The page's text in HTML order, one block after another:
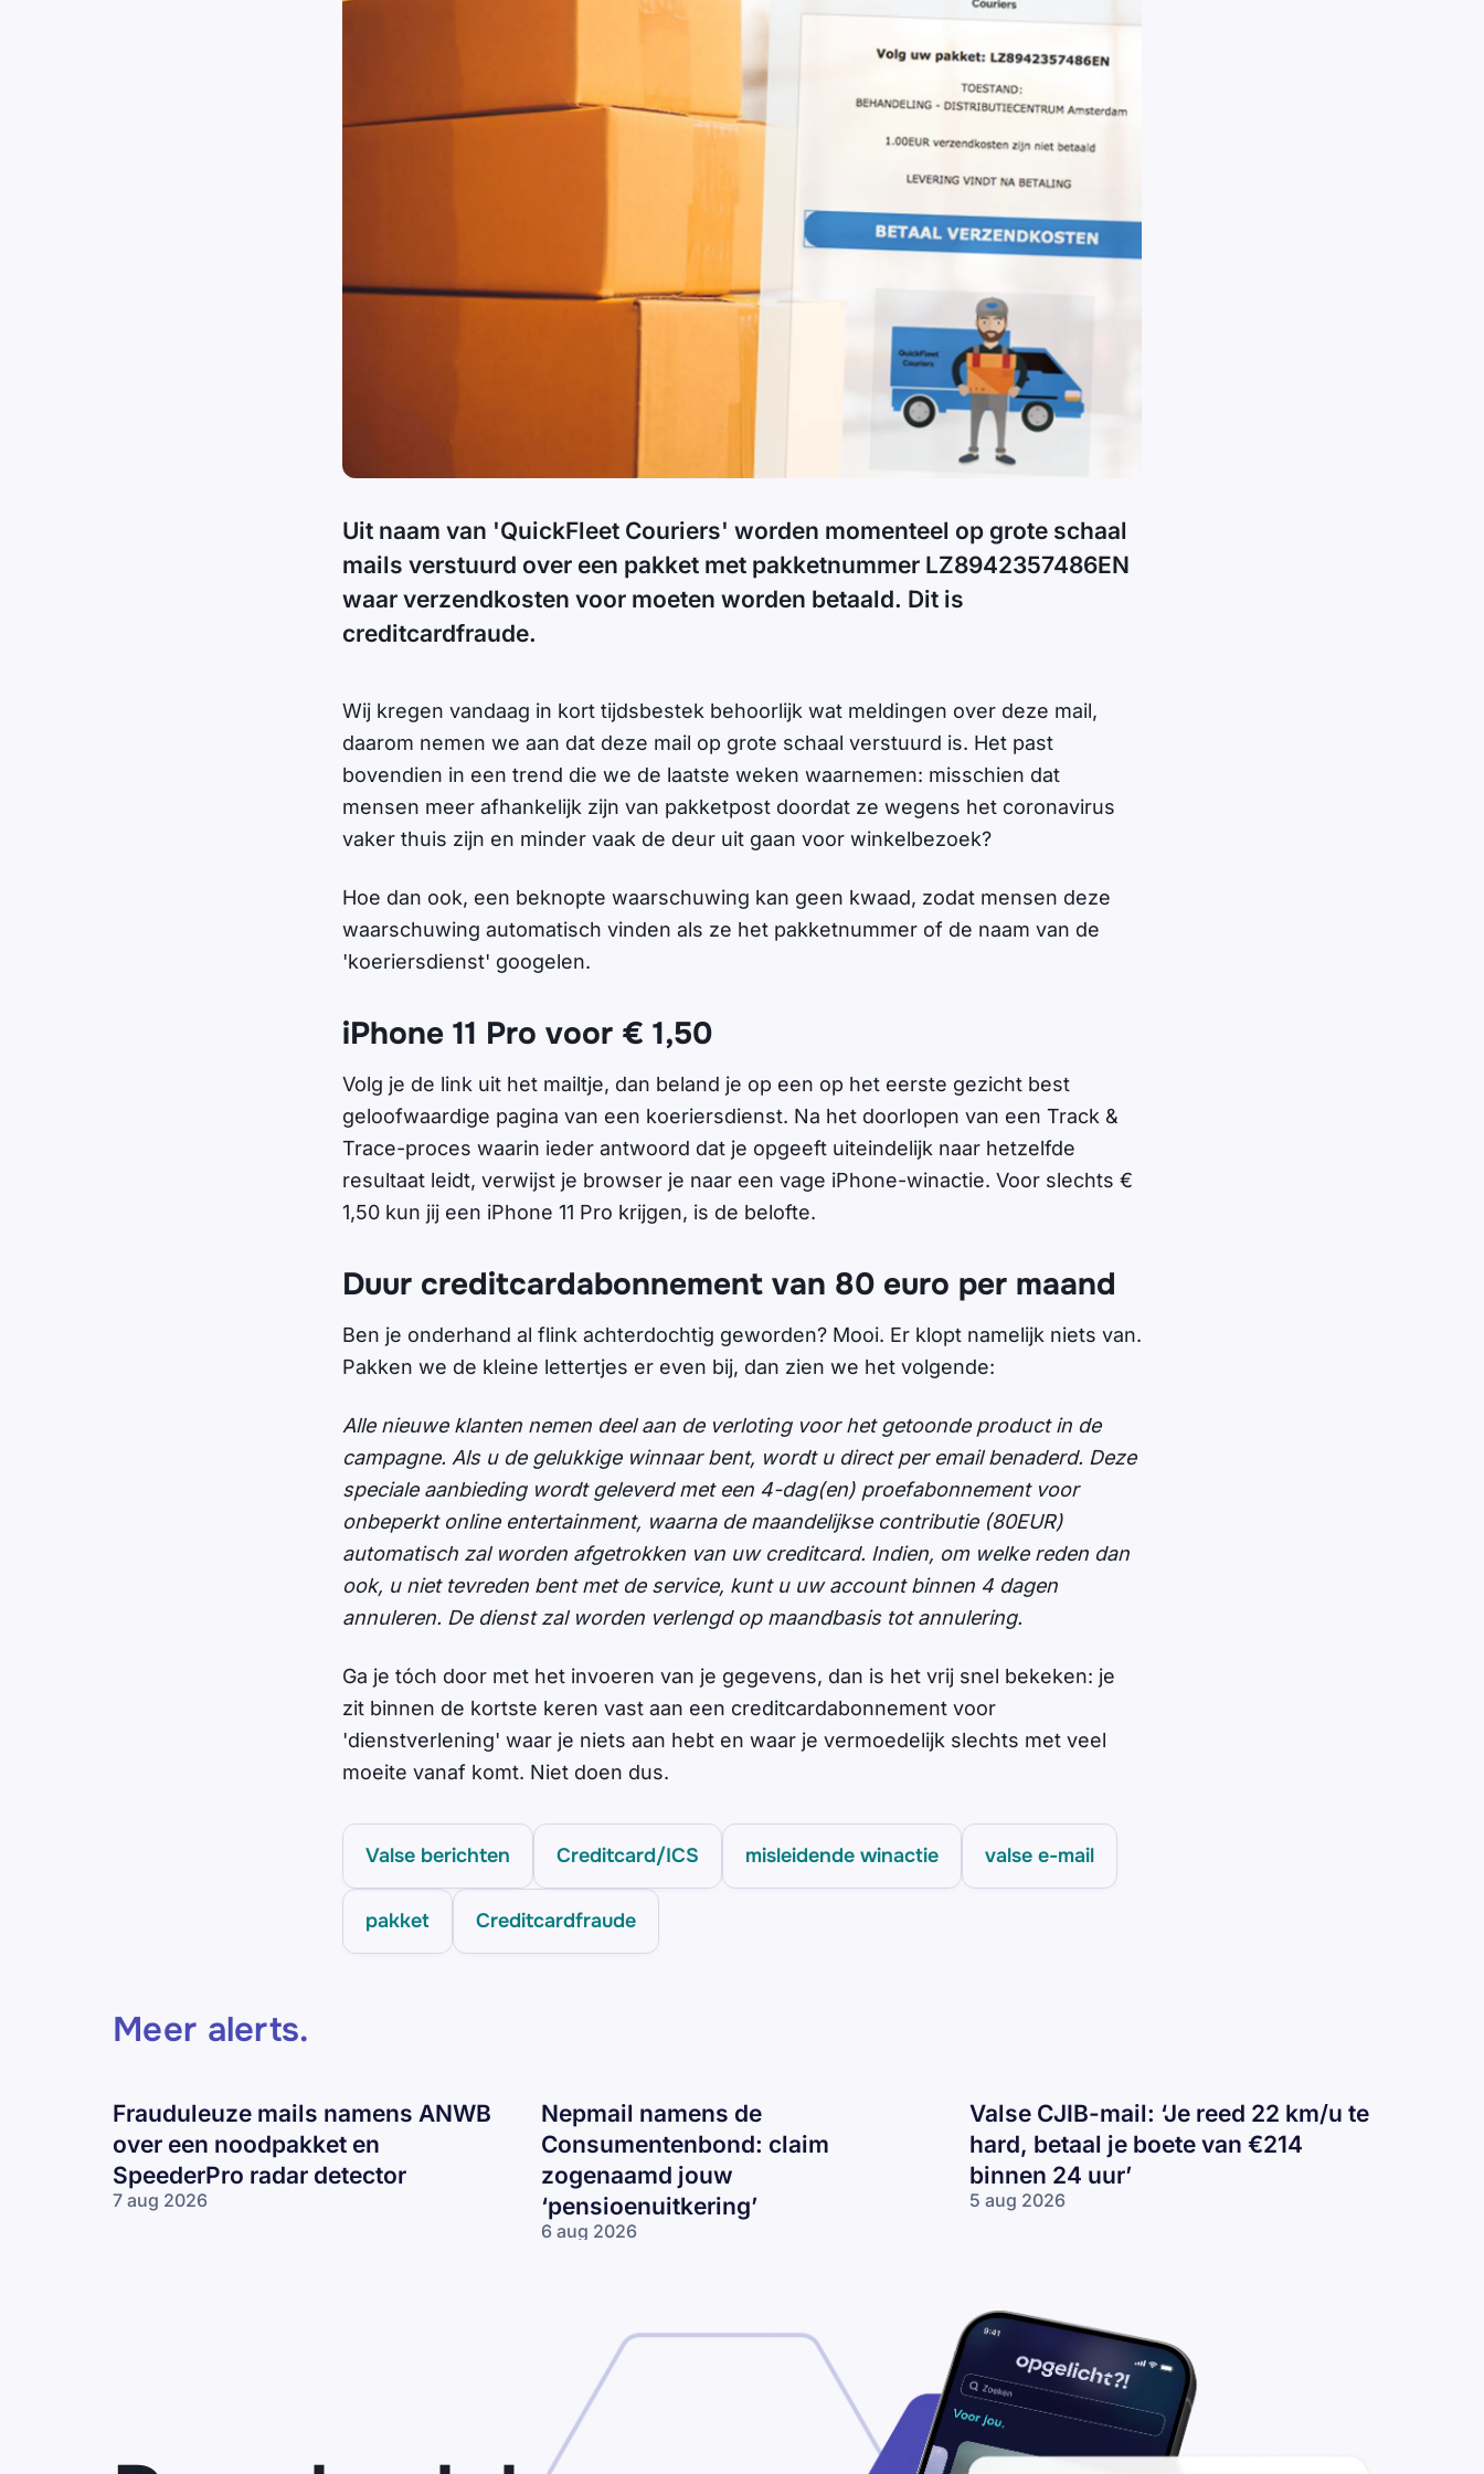
Uit naam van 'QuickFleet Couriers' worden momenteel op grote schaal
mails verstuurd over een pakket met pakketnummer LZ8942357486EN
waar verzendkosten voor moeten worden betaald. Dit is
creditcardfraude.
Wij kregen vandaag in kort tijdsbestek behoorlijk wat meldingen over deze mail,
daarom nemen we aan dat deze mail op grote schaal verstuurd is. Het past
bovendien in een trend die we de laatste weken waarnemen: misschien dat
mensen meer afhankelijk zijn van pakketpost doordat ze wegens het coronavirus
vaker thuis zijn en minder vaak de deur uit gaan voor winkelbezoek?
Hoe dan ook, een beknopte waarschuwing kan geen kwaad, zodat mensen deze
waarschuwing automatisch vinden als ze het pakketnummer of de naam van de
'koeriersdienst' googelen.
iPhone 11 Pro voor € 1,50
Volg je de link uit het mailtje, dan beland je op een op het eerste gezicht best
geloofwaardige pagina van een koeriersdienst. Na het doorlopen van een Track &
Trace-proces waarin ieder antwoord dat je opgeeft uiteindelijk naar hetzelfde
resultaat leidt, verwijst je browser je naar een vage iPhone-winactie. Voor slechts €
1,50 kun jij een iPhone 11 Pro krijgen, is de belofte.
Duur creditcardabonnement van 80 euro per maand
Ben je onderhand al flink achterdochtig geworden? Mooi. Er klopt namelijk niets van.
Pakken we de kleine lettertjes er even bij, dan zien we het volgende:
Alle nieuwe klanten nemen deel aan de verloting voor het getoonde product in de
campagne. Als u de gelukkige winnaar bent, wordt u direct per email benaderd. Deze
speciale aanbieding wordt geleverd met een 4-dag(en) proefabonnement voor
onbeperkt online entertainment, waarna de maandelijkse contributie (80EUR)
automatisch zal worden afgetrokken van uw creditcard. Indien, om welke reden dan
ook, u niet tevreden bent met de service, kunt u uw account binnen 4 dagen
annuleren. De dienst zal worden verlengd op maandbasis tot annulering.
Ga je tóch door met het invoeren van je gegevens, dan is het vrij snel bekeken: je
zit binnen de kortste keren vast aan een creditcardabonnement voor
'dienstverlening' waar je niets aan hebt en waar je vermoedelijk slechts met veel
moeite vanaf komt. Niet doen dus.
Valse berichten Creditcard/ICS misleidende winactie valse e-mail
pakket Creditcardfraude
Meer alerts.
Frauduleuze mails namens ANWB
over een noodpakket en
SpeederPro radar detector
7 aug 2026
Nepmail namens de
Consumentenbond: claim
zogenaamd jouw
‘pensioenuitkering’
6 aug 2026
‘pensioenuitkering’
Valse CJIB-mail: ‘Je reed 22 km/u te
hard, betaal je boete van €214
binnen 24 uur’
5 aug 2026
reed
22
te
hard,
betaal
je
boete